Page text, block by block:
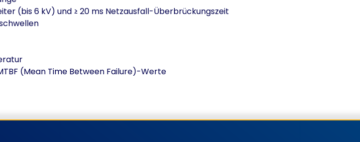
(bis 6 kV) und ≥ 20 ms Netzausfall-Überbrückungszeit
(Mean Time Between Failure)-Werte